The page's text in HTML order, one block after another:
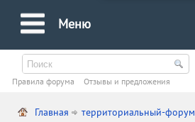
Меню
Правила форума Oтзывы и предложения
Главная территориальный-форум